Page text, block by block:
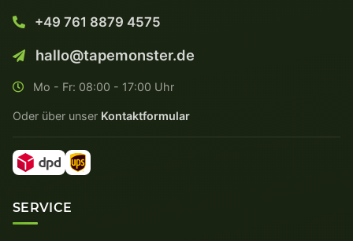
+49 761 8879 4575
hallo@tapemonster.de
Mo - Fr: 08:00 - 17:00 Uhr
Oder über unser Kontaktformular
SERVICE